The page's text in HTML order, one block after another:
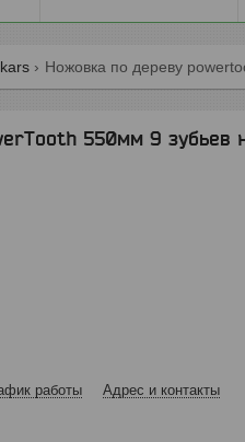
Ножовка по дереву
550мм 9 зубьев
работы Адрес и контакты